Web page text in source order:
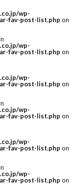
wp-
fav-post-list.php on
wp-
fav-post-list.php on
wp-
fav-post-list.php on
wp-
fav-post-list.php on
wp-
fav-post-list.php on
wp-
fav-post-list.php on